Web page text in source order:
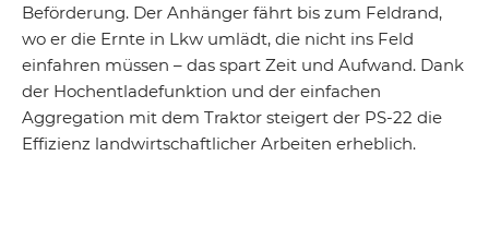
Beförderung. Der Anhänger fährt bis zum Feldrand,
wo er die Ernte in Lkw umlädt, die nicht ins Feld
einfahren müssen – das spart Zeit und Aufwand. Dank
der Hochentladefunktion und der einfachen
Aggregation mit dem Traktor steigert der PS-22 die
Effizienz landwirtschaftlicher Arbeiten erheblich.